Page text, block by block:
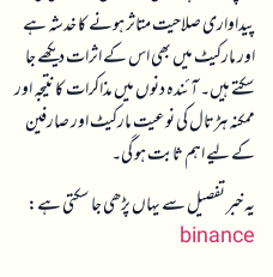
پیداواری صلاحیت متاثر ہونے کا خدشہ ہے
اور مارکیٹ میں بھی اس کے اثرات دیکھے جا
سکتے ہیں۔ آئندہ دنوں میں مذاکرات کا نتیجہ اور
ممکنہ ہڑتال کی نوعیت مارکیٹ اور صارفین
کے لیے اہم ثابت ہو گی۔
یہ خبر تفصیل سے یہاں پڑھی جا سکتی ہے:
binance